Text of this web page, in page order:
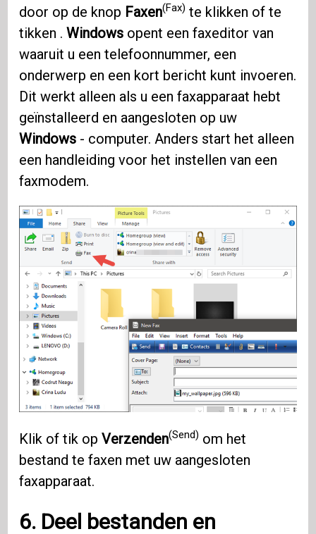
door op de knop Faxen(Fax) te klikken of te
tikken .Windows opent een faxeditor van
waaruit u een telefoonnummer, een
onderwerp en een kort bericht kunt invoeren.
Dit werkt alleen als u een faxapparaat hebt
geïnstalleerd en aangesloten op uw
Windows - computer. Anders start het alleen
een handleiding voor het instellen van een
faxmodem.
Klik of tik opVerzenden(Send) om het
bestand te faxen met uw aangesloten
faxapparaat.
6. Deel bestanden en